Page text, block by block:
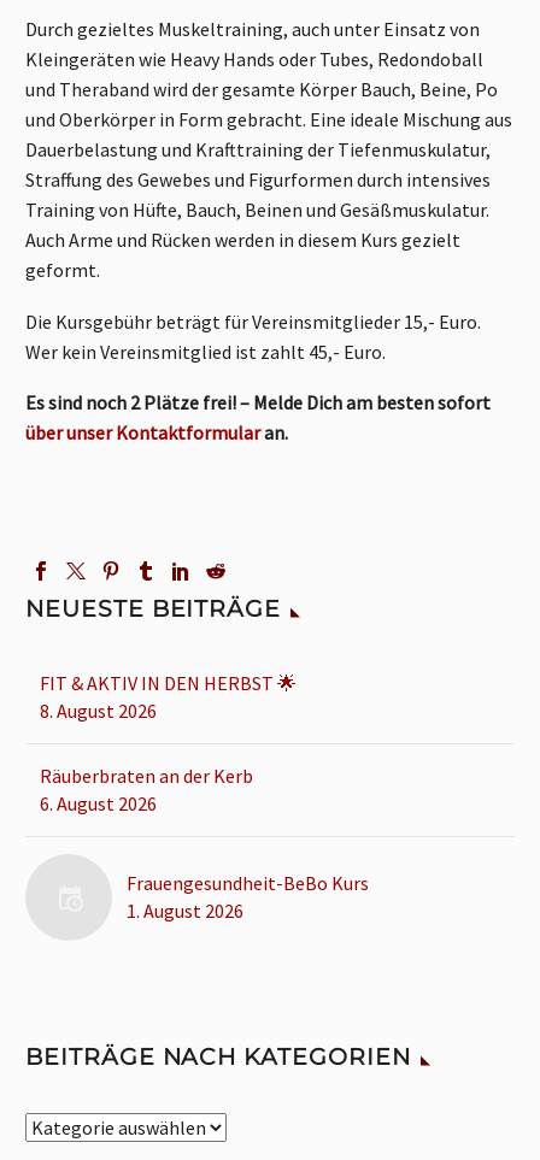
Durch gezieltes Muskeltraining, auch unter Einsatz von
Kleingeräten wie Heavy Hands oder Tubes, Redondoball
und Theraband wird der gesamte Körper Bauch, Beine, Po
und Oberkörper in Form gebracht. Eine ideale Mischung aus
Dauerbelastung und Krafttraining der Tiefenmuskulatur,
Straffung des Gewebes und Figurformen durch intensives
Training von Hüfte, Bauch, Beinen und Gesäßmuskulatur.
Auch Arme und Rücken werden in diesem Kurs gezielt
geformt.
Die Kursgebühr beträgt für Vereinsmitglieder 15,- Euro.
Wer kein Vereinsmitglied ist zahlt 45,- Euro.
Es sind noch 2 Plätze frei! – Melde Dich am besten sofort
über unser Kontaktformularan.
NEUESTE BEITRÄGE
FIT & AKTIV IN DEN HERBST 🌟
8. August 2026
Räuberbraten an der Kerb
6. August 2026
Frauengesundheit-BeBo Kurs
1. August 2026
BEITRÄGE NACH KATEGORIEN
Beiträge